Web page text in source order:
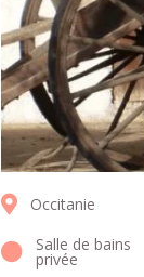
Occitanie
Salle de bains
privée